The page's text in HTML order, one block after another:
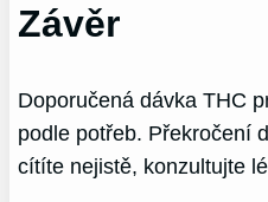
Závěr
Doporučená dávka THC
podle potřeb. Překročení
cítíte nejistě, konzultujte